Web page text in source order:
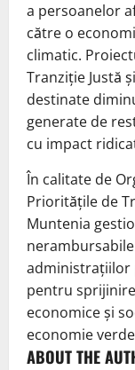
a persoanelor
către o
climatic.
Tranziție Justă
destinate
generate de
cu impact
În calitate de
Prioritățile de
Muntenia
administrațiilor
pentru
economice și
economie
ABOUT THE